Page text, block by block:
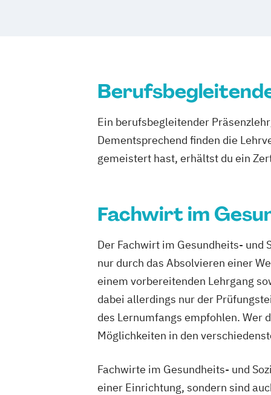
Hygienebeauftragter
PDL - Leitungsaufgaben in
Pflegeberater nach § 45 SGB XI
Praxisanleiter für
Qualifizierung zum/r Heimleiter/in
Ein berufsbegleitender
Dementsprechend finden die
gemeistert hast, erhältst du ein
Fachwirt im
Der Fachwirt im Gesundheits- und
nur durch das Absolvieren einer
einem vorbereitenden Lehrgang
dabei allerdings nur der
des Lernumfangs empfohlen. Wer
Möglichkeiten in den
Fachwirte im Gesundheits- und
einer Einrichtung, sondern sind